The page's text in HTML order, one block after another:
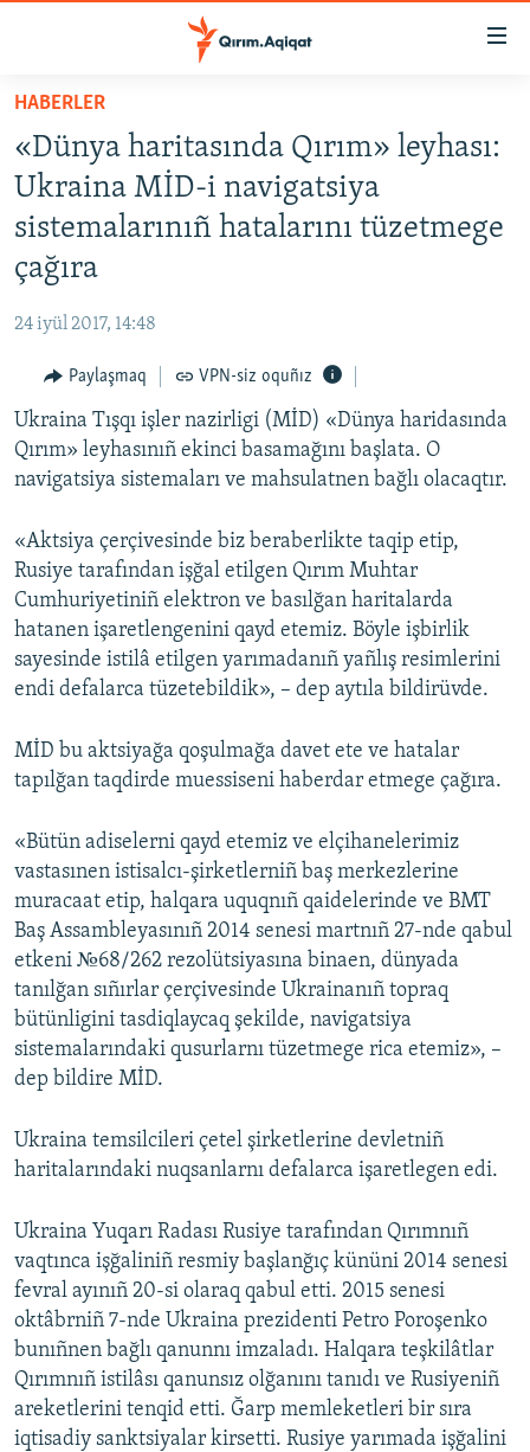
Esas
qaytmaq
Baş
navigatsiyağa
qaytmaq
Qıdıruvğa
SİYASET
İQTİSADİYAT
CEMİYET
İNSAN AQLARI
VİDEO
SÜRET
BLOGLAR
Русский
Українською
QOŞULIÑIZ!
RFE/RS bütün saytları
HABERLER
«Dünya haritasında Qırım» leyhası:
Ukraina MİD-i navigatsiya
sistemalarınıñ hatalarını tüzetmege
çağıra
24 iyül 2017, 14:48
Paylaşmaq VPN-siz oquñız
Ukraina Tışqı işler nazirligi (MİD) «Dünya haridasında
Qırım» leyhasınıñ ekinci basamağını başlata. O
navigatsiya sistemaları ve mahsulatnen bağlı olacaqtır.
«Aktsiya çerçivesinde biz beraberlikte taqip etip,
Rusiye tarafından işğal etilgen Qırım Muhtar
Cumhuriyetiniñ elektron ve basılğan haritalarda
hatanen işaretlengenini qayd etemiz. Böyle işbirlik
sayesinde istilâ etilgen yarımadanıñ yañlış resimlerini
endi defalarca tüzetebildik», – dep aytıla bildirüvde.
MİD bu aktsiyağa qoşulmağa davet ete ve hatalar
tapılğan taqdirde muessiseni haberdar etmege çağıra.
«Bütün adiselerni qayd etemiz ve elçihanelerimiz
vastasınen istisalcı-şirketlerniñ baş merkezlerine
muracaat etip, halqara uquqnıñ qaidelerinde ve BMT
Baş Assambleyasınıñ 2014 senesi martnıñ 27-nde qabul
etkeni №68/262 rezolütsiyasına binaen, dünyada
tanılğan sıñırlar çerçivesinde Ukrainanıñ topraq
bütünligini tasdiqlaycaq şekilde, navigatsiya
sistemalarındaki qusurlarnı tüzetmege rica etemiz», –
dep bildire MİD.
Ukraina temsilcileri çetel şirketlerine devletniñ
haritalarındaki nuqsanlarnı defalarca işaretlegen edi.
Ukraina Yuqarı Radası Rusiye tarafından Qırımnıñ
vaqtınca işğaliniñ resmiy başlanğıç kününi 2014 senesi
fevral ayınıñ 20-si olaraq qabul etti. 2015 senesi
oktâbrniñ 7-nde Ukraina prezidenti Petro Poroşenko
bunıñnen bağlı qanunnı imzaladı. Halqara teşkilâtlar
Qırımnıñ istilâsı qanunsız olğanını tanıdı ve Rusiyeniñ
areketlerini tenqid etti. Ğarp memleketleri bir sıra
iqtisadiy sanktsiyalar kirsetti. Rusiye yarımada işğalini